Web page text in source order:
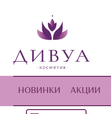
НОВИНКИ АКЦИИ